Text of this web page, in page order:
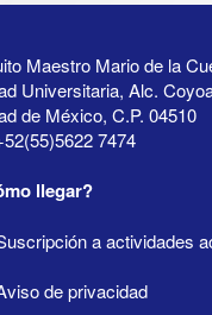
Maestro Mario de la
Universitaria, Alc.
de México, C.P. 04510
7474
llegar?
a actividades
de privacidad